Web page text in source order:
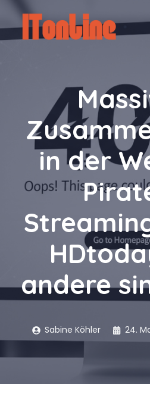
Zum
springen
in der
andere
Sabine Köhler 24.